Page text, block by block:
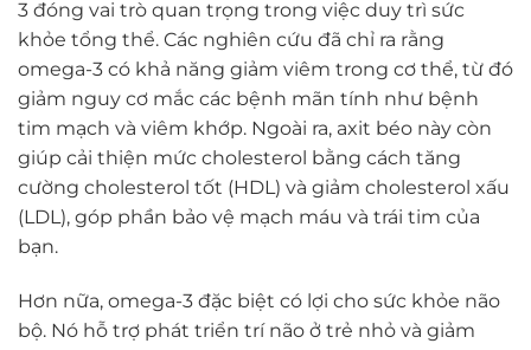
3 đóng vai trò quan trọng trong việc duy trì sức
khỏe tổng thể. Các nghiên cứu đã chỉ ra rằng
omega-3 có khả năng giảm viêm trong cơ thể, từ đó
giảm nguy cơ mắc các bệnh mãn tính như bệnh
tim mạch và viêm khớp. Ngoài ra, axit béo này còn
giúp cải thiện mức cholesterol bằng cách tăng
cường cholesterol tốt (HDL) và giảm cholesterol xấu
(LDL), góp phần bảo vệ mạch máu và trái tim của
bạn.
Hơn nữa, omega-3 đặc biệt có lợi cho sức khỏe não
bộ. Nó hỗ trợ phát triển trí não ở trẻ nhỏ và giảm